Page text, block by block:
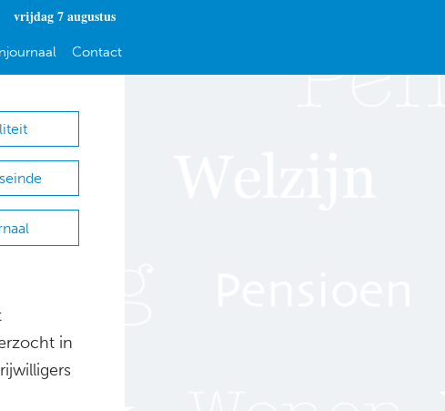
vrijdag 7 augustus
Contact
in